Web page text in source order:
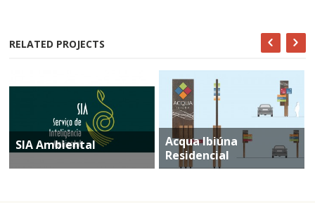
RELATED PROJECTS
SIA Ambiental
Acqua Ibiúna
Residencial